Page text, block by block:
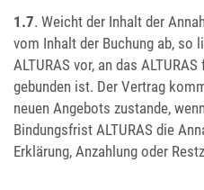
1.7. Weicht der Inhalt der
vom Inhalt der Buchung ab, so
ALTURAS vor, an das
gebunden ist. Der Vertrag
neuen Angebots zustande,
Bindungsfrist ALTURAS die
Erklärung, Anzahlung oder